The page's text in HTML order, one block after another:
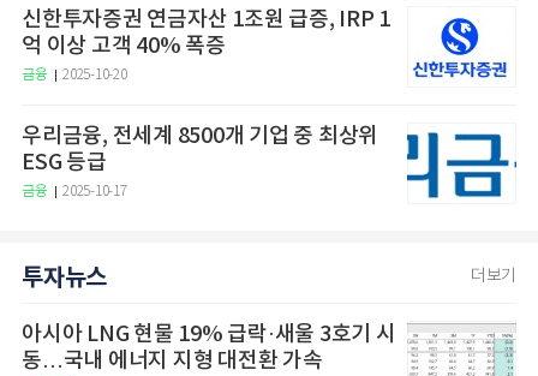
신한투자증권 연금자산 1조원 급증, IRP 1
억 이상 고객 40% 폭증
금융 2025-10-20
우리금융, 전세계 8500개 기업 중 최상위
ESG 등급
금융 2025-10-17
투자뉴스 더보기
아시아 LNG 현물 19% 급락·새울 3호기 시
동…국내 에너지 지형 대전환 가속